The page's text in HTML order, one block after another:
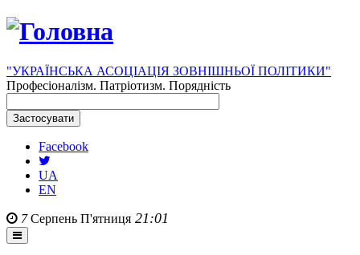
"УКРАЇНСЬКА АСОЦІАЦІЯ ЗОВНІШНЬОЇ ПОЛІТИКИ"
Професіоналізм. Патріотизм. Порядність
Facebook
UA
EN
7Серпень П'ятниця 21:01